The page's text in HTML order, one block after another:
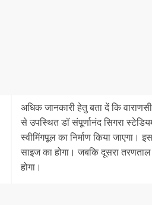
अधिक जानकारी हेतु बता दें कि
से उपस्थित डॉ संपूर्णानंद सिगरा
स्वीमिंगपूल का निर्माण किया
साइज का होगा। जबकि दूसरा
होगा।